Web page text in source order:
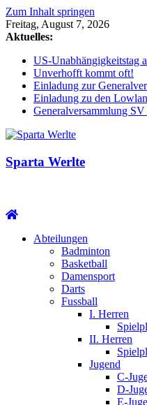
Zum Inhalt springen
Freitag, August 7, 2026
Aktuelles:
US-Unabhängigkeitstag
Unverhofft kommt oft!
Einladung zur
Einladung zu den
Generalversammlung
Sparta Werlte
Abteilungen
Badminton
Basketball
Damensport
Darts
Fussball
I. Herren
II. Herren
Jugend
C-
D-
E-